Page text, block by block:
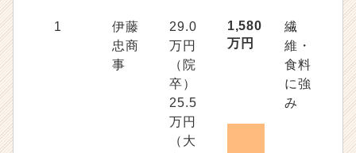
1
伊藤
忠商
事
29.0
万円
（院
卒）
25.5
万円
（大
1,580
万円
繊
維・
食料
に強
み